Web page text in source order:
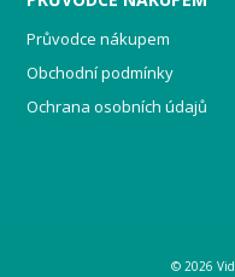
Průvodce nákupem
Obchodní podmínky
Ochrana osobních údajů
© 2026